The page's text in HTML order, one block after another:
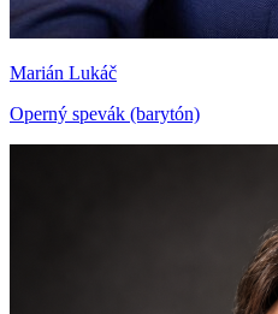
Marián Lukáč
Operný spevák (barytón)